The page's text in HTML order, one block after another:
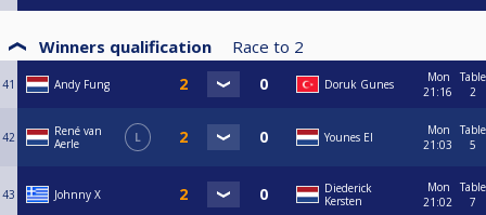
Winners qualification Race to 2
41 Andy Fung Doruk Gunes
Mon
21:16
Table
2
42
René van
Aerle
L Younes El
Mon
21:03
Table
5
43 Johnny X
Diederick
Kersten
Mon
21:02
Table
7